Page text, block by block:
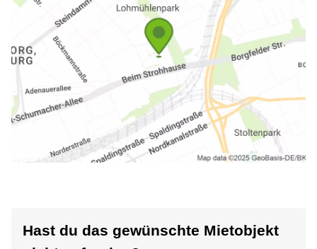
Hast du das gewünschte Mietobjekt